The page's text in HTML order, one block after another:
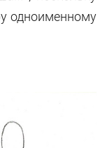
одноименному